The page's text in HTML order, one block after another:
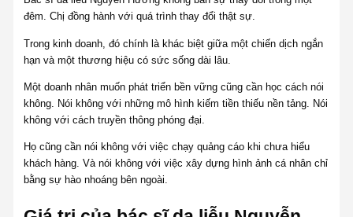
đêm. Chị đồng hành với quá trình thay đổi thật sự.
Trong kinh doanh, đó chính là khác biệt giữa một chiến dịch ngắn
hạn và một thương hiệu có sức sống dài lâu.
Một doanh nhân muốn phát triển bền vững cũng cần học cách nói
không. Nói không với những mô hình kiếm tiền thiếu nền tảng. Nói
không với cách truyền thông phóng đại.
Họ cũng cần nói không với việc chạy quảng cáo khi chưa hiểu
khách hàng. Và nói không với việc xây dựng hình ảnh cá nhân chỉ
bằng sự hào nhoáng bên ngoài.